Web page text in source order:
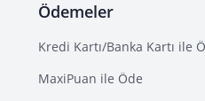
Ödemeler
Kredi Kartı/Banka Kartı ile
MaxiPuan ile Öde